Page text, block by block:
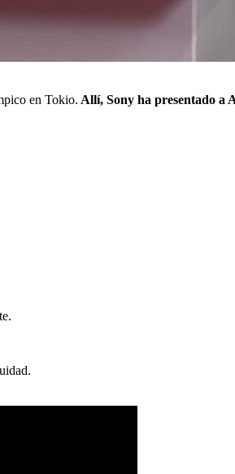
en Tokio. Allí, Sony ha presentado a